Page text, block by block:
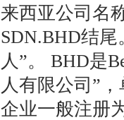
来西亚公司名
SDN.BHD结尾
人”。 BHD是
人有限公司”
企业一般注册